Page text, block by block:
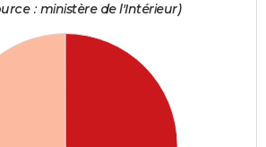
: ministère de l'Intérieur)